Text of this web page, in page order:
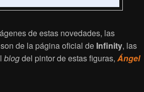
de estas novedades, las
de la página oficial de Infinity, las
blogdel pintor de estas figuras, Ángel